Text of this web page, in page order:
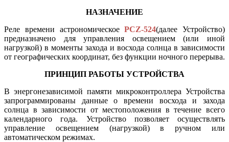
НАЗНАЧЕНИЕ
Реле времени астрономическоеPCZ-524(далее Устройство)
предназначено для управления освещением (или иной
нагрузкой) в моменты захода и восхода солнца в зависимости
от географических координат, без функции ночного перерыва.
ПРИНЦИП РАБОТЫ УСТРОЙСТВА
В энергонезависимой памяти микроконтроллера Устройства
запрограммированы данные о времени восхода и захода
солнца в зависимости от местоположения в течение всего
календарного года. Устройство позволяет осуществлять
управление освещением (нагрузкой) в ручном или
автоматическом режимах.